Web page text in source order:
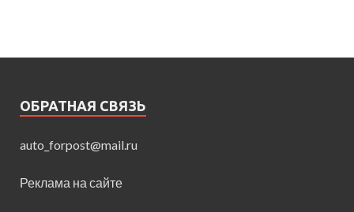
ОБРАТНАЯ СВЯЗЬ
auto_forpost@mail.ru
Реклама на сайте